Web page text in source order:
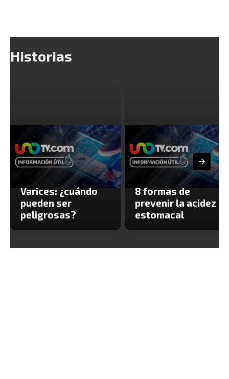
Historias
Varices: ¿cuándo
pueden ser
peligrosas?
8 formas de
prevenir la acidez
estomacal